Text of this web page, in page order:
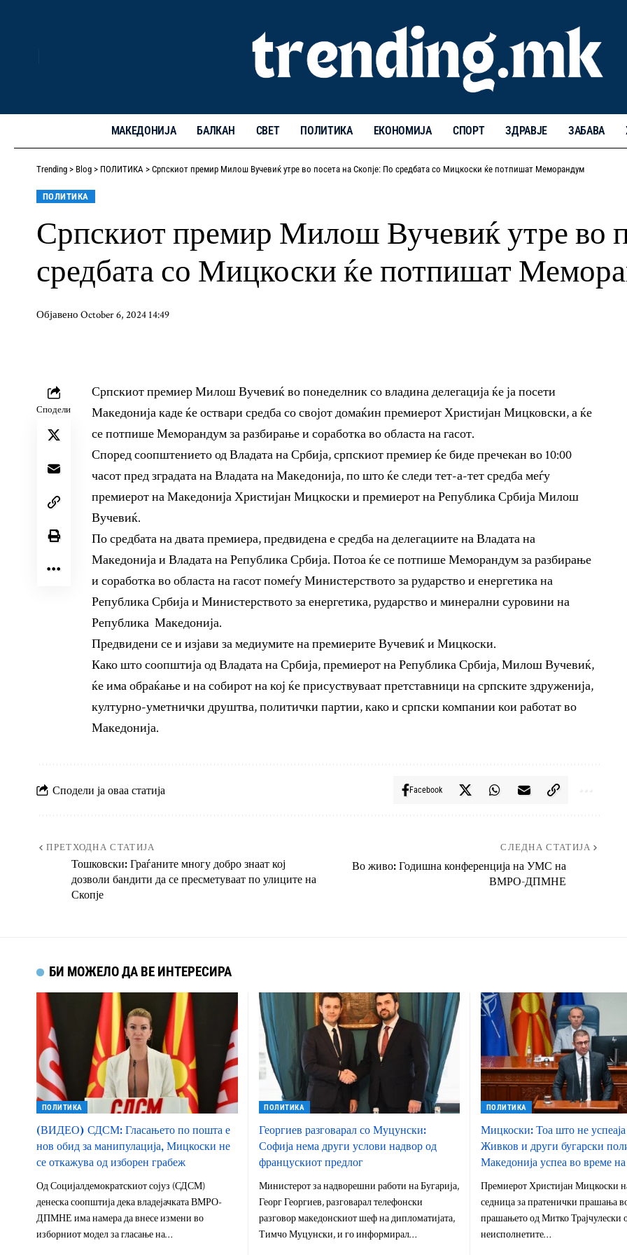
МАКЕДОНИЈА БАЛКАН СВЕТ ПОЛИТИКА ЕКОНОМИЈА СПОРТ ЗДРАВЈЕ ЗАБАВА
Trending > Blog > ПОЛИТИКА > Српскиот премир Милош Вучевиќ утре во посета на Скопје: По средбата со Мицкоски ќе потпишат Меморандум
ПОЛИТИКА
Српскиот премир Милош Вучевиќ утре во
средбата со Мицкоски ќе потпишат
Објавено October 6, 2024 14:49
Сподели
Српскиот премиер Милош Вучевиќ во понеделник со владина делегација ќе ја посети
Македонија каде ќе оствари средба со својот домаќин премиерот Христијан Мицковски, а ќе
се потпише Меморандум за разбирање и соработка во областа на гасот.
Според соопштението од Владата на Србија, српскиот премиер ќе биде пречекан во 10:00
часот пред зградата на Владата на Македонија, по што ќе следи тет-а-тет средба меѓу
премиерот на Македонија Христијан Мицкоски и премиерот на Република Србија Милош
Вучевиќ.
По средбата на двата премиера, предвидена е средба на делегациите на Владата на
Македонија и Владата на Република Србија. Потоа ќе се потпише Меморандум за разбирање
и соработка во областа на гасот помеѓу Министерството за рударство и енергетика на
Република Србија и Министерството за енергетика, рударство и минерални суровини на
Република Македонија.
Предвидени се и изјави за медиумите на премиерите Вучевиќ и Мицкоски.
Како што соопштија од Владата на Србија, премиерот на Република Србија, Милош Вучевиќ,
ќе има обраќање и на собирот на кој ќе присуствуваат претставници на српските здруженија,
културно-уметнички друштва, политички партии, како и српски компании кои работат во
Македонија.
Сподели ја оваа статија Facebook
ПРЕТХОДНА СТАТИЈА
Тошковски: Граѓаните многу добро знаат кој
дозволи бандити да се пресметуваат по улиците на
Скопје
СЛЕДНА СТАТИЈА
Во живо: Годишна конференција на УМС на
ВМРО-ДПМНЕ
БИ МОЖЕЛО ДА ВЕ ИНТЕРЕСИРА
ПОЛИТИКА
(ВИДЕО) СДСМ: Гласањето по пошта е
нов обид за манипулација, Мицкоски не
се откажува од изборен грабеж
Од Социјалдемократскиот сојуз (СДСМ)
денеска соопштија дека владејачката ВМРО-
ДПМНЕ има намера да внесе измени во
изборниот модел за гласање на…
ПОЛИТИКА
Георгиев разговарал со Муцунски:
Софија нема други услови надвор од
францускиот предлог
Министерот за надворешни работи на Бугарија,
Георг Георгиев, разговарал телефонски
разговор македонскиот шеф на дипломатијата,
Тимчо Муцунски, и го информирал…
ПОЛИТИКА
Мицкоски: Тоа што не
Живков и други бугарски
Македонија успеа во време
Премиерот Христијан Мицкоски
седница за пратенички прашања
прашањето од Митко
неисполнетите…